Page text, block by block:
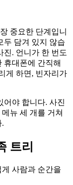
중요한 단계입니
두 담겨 있지 않습
진. 언니가 한 번도
휴대폰에 간직해
게 하면, 빈자리가
어야 합니다. 사진
뉴 세 개를 거쳐
.
트리
사람과 순간을